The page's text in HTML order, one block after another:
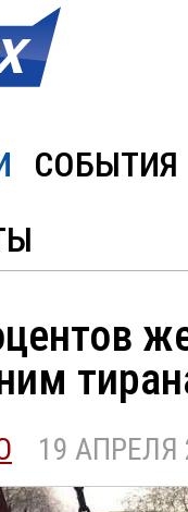
СОБЫТИЯ
19 АПРЕЛЯ